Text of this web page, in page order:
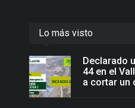
Lo más visto
Declarado
44 en el
a cortar un